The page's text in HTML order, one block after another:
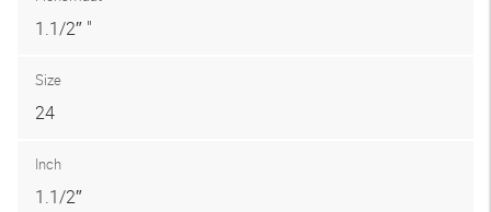
1.1/2″ "
Size
24
Inch
1.1/2″